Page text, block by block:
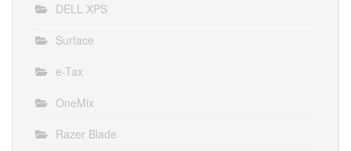
DELL XPS
Surface
e-Tax
OneMix
Razer Blade